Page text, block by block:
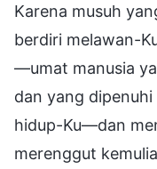
Karena musuh
berdiri melawan-
—umat manusia
dan yang
hidup-Ku—dan
merenggut